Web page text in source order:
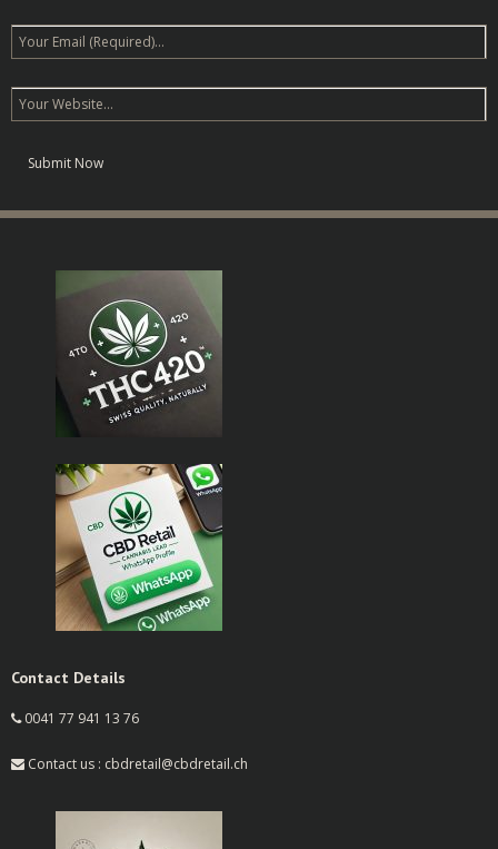
Contact Details
0041 77 941 13 76
Contact us : cbdretail@cbdretail.ch